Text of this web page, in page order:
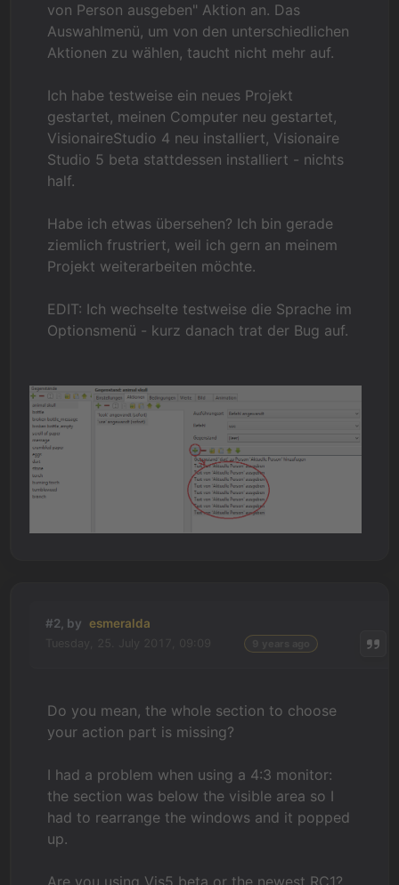
von Person ausgeben" Aktion an. Das
Auswahlmenü, um von den unterschiedlichen
Aktionen zu wählen, taucht nicht mehr auf.
Ich habe testweise ein neues Projekt
gestartet, meinen Computer neu gestartet,
VisionaireStudio 4 neu installiert, Visionaire
Studio 5 beta stattdessen installiert - nichts
half.
Habe ich etwas übersehen? Ich bin gerade
ziemlich frustriert, weil ich gern an meinem
Projekt weiterarbeiten möchte.
EDIT: Ich wechselte testweise die Sprache im
Optionsmenü - kurz danach trat der Bug auf.
#2, by esmeralda
Do you mean, the whole section to choose
your action part is missing?
I had a problem when using a 4:3 monitor:
the section was below the visible area so I
had to rearrange the windows and it popped
up.
Are you using Vis5 beta or the newest RC1?